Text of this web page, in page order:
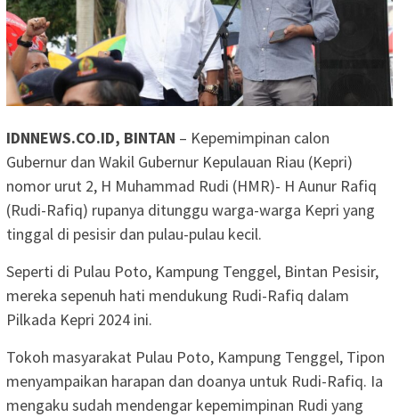
IDNNEWS.CO.ID, BINTAN – Kepemimpinan calon
Gubernur dan Wakil Gubernur Kepulauan Riau (Kepri)
nomor urut 2, H Muhammad Rudi (HMR)- H Aunur Rafiq
(Rudi-Rafiq) rupanya ditunggu warga-warga Kepri yang
tinggal di pesisir dan pulau-pulau kecil.
Seperti di Pulau Poto, Kampung Tenggel, Bintan Pesisir,
mereka sepenuh hati mendukung Rudi-Rafiq dalam
Pilkada Kepri 2024 ini.
Tokoh masyarakat Pulau Poto, Kampung Tenggel, Tipon
menyampaikan harapan dan doanya untuk Rudi-Rafiq. Ia
mengaku sudah mendengar kepemimpinan Rudi yang